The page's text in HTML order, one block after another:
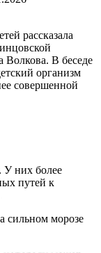
рассказала
Волкова. В беседе
организм
совершенной
У них более
путей к
сильном морозе